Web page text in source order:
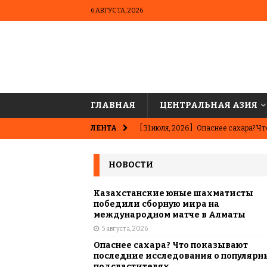
6 АВГУСТА, 2026
ГЛАВНАЯ ЦЕНТРАЛЬНАЯ АЗИЯ
ЛЕНТА [ 31 июля, 2026 ] Опаснее сахара?
[ 31 июля, 2026 ] Астана vs Алматы:
[ 29 июля, 2026 ] Алихан Букейхан:
ИСТОРИЯ И КУЛЬТУРА
[ 28 июля, 2026 ] Алаш: история,
НОВОСТИ
Казахстанские юные шахматисты
победили сборную мира на
международном матче в Алматы
5 августа, 2026
Опаснее сахара? Что показывают
последние исследования о